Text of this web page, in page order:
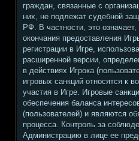
граждан, связанные с
них, не подлежат судебной
РФ. В частности, это
окончания предоставления
регистрации в Игре,
расширенной версии,
в действиях Игрока
игровых санкций относятся к
участия в Игре. Игровые
обеспечения баланса
(пользователей) и являются
процесса. Контроль за
Администрацию в лице ее